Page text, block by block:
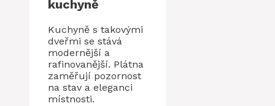
kuchyně
Kuchyně s takovými
dveřmi se stává
modernější a
rafinovanější. Plátna
zaměřují pozornost
na stav a eleganci
místnosti.